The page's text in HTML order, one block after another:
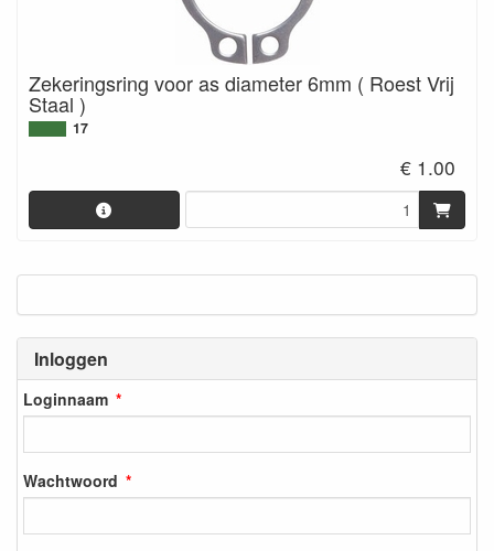
Inloggen
Loginnaam
Wachtwoord
Zekeringsring voor as diameter 6mm ( Roest Vrij
Staal )
17
€ 1.00